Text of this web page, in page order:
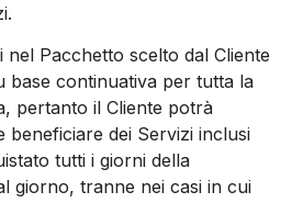
nel Pacchetto scelto dal Cliente
base continuativa per tutta la
pertanto il Cliente potrà
beneficiare dei Servizi inclusi
tutti i giorni della
giorno, tranne nei casi in cui